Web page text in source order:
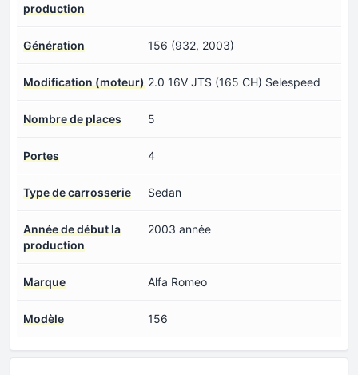
production
Génération 156 (932, 2003)
Modification (moteur) 2.0 16V JTS (165 CH) Selespeed
Nombre de places 5
Portes 4
Type de carrosserie Sedan
Année de début la
production
2003 année
Marque Alfa Romeo
Modèle 156